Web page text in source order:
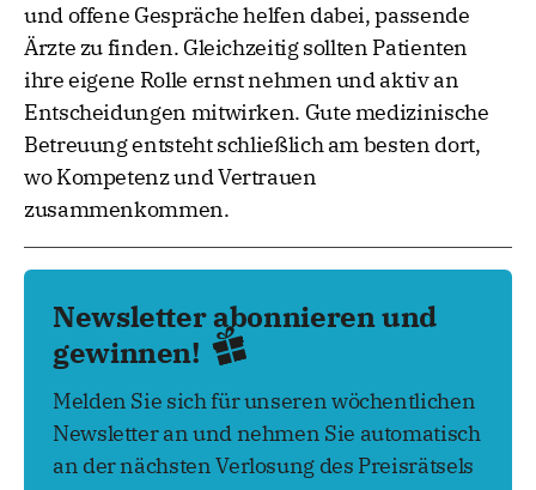
und offene Gespräche helfen dabei, passende
Ärzte zu finden. Gleichzeitig sollten Patienten
ihre eigene Rolle ernst nehmen und aktiv an
Entscheidungen mitwirken. Gute medizinische
Betreuung entsteht schließlich am besten dort,
wo Kompetenz und Vertrauen
zusammenkommen.
Newsletter abonnieren und
gewinnen!
Melden Sie sich für unseren wöchentlichen
Newsletter an und nehmen Sie automatisch
an der nächsten Verlosung des Preisrätsels